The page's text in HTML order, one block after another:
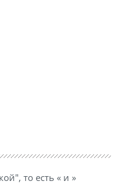
то есть « и »